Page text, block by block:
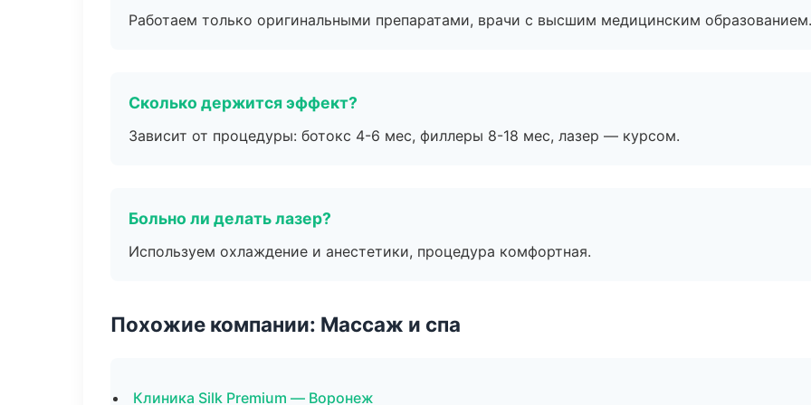
Работаем только оригинальными препаратами, врачи с высшим медицинским образованием.
Сколько держится эффект?
Зависит от процедуры: ботокс 4-6 мес, филлеры 8-18 мес, лазер — курсом.
Больно ли делать лазер?
Используем охлаждение и анестетики, процедура комфортная.
Похожие компании: Массаж и спа
Клиника Silk Premium — Воронеж